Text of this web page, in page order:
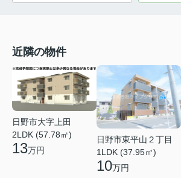
近隣の物件
日野市大字上田
2LDK (57.78㎡)
13万円
日野市東平山２丁目
1LDK (37.95㎡)
10万円